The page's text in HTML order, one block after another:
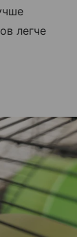
легче